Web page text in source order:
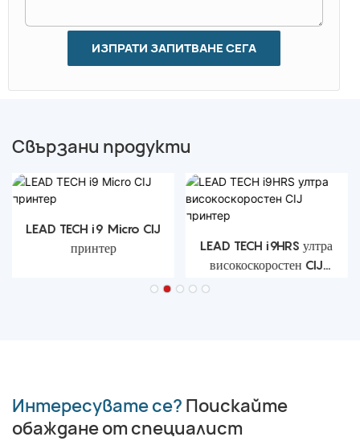
ИЗПРАТИ ЗАПИТВАНЕ СЕГА
Свързани продукти
LEAD TECH i9 Micro CIJ
принтер
LEAD TECH i9HRS ултра
високоскоростен CIJ
Интересувате се? Поискайте
обаждане от специалист